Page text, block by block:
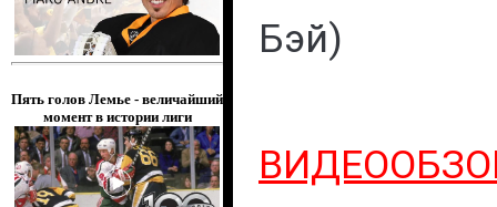
Пять голов Лемье - величайший
момент в истории лиги
Бэй)